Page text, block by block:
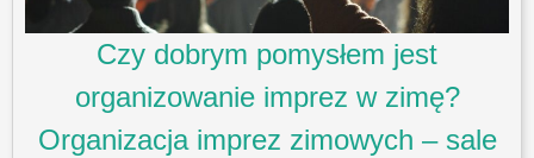
Czy dobrym pomysłem jest
organizowanie imprez w zimę?
Organizacja imprez zimowych – sale